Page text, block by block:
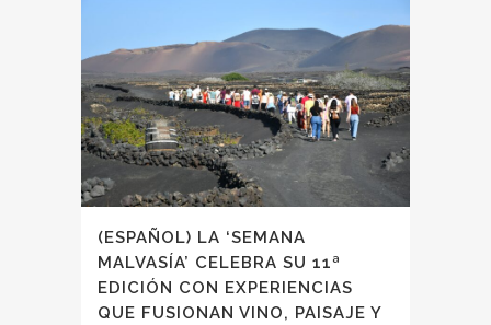
(ESPAÑOL) LA ‘SEMANA
MALVASÍA’ CELEBRA SU 11ª
EDICIÓN CON EXPERIENCIAS
QUE FUSIONAN VINO, PAISAJE Y